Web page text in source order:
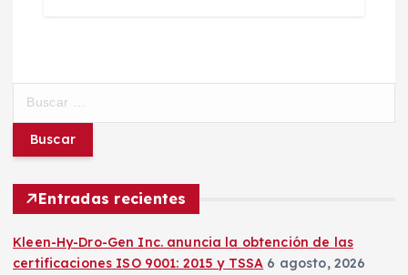
c
:
Entradas recientes
Kleen-Hy-Dro-Gen Inc. anuncia la obtención de las
certificaciones ISO 9001: 2015 y TSSA 6 agosto, 2026